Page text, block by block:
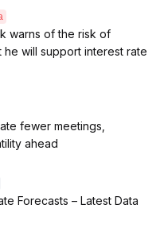
warns of the risk of
will support interest rate
fewer meetings,
ahead
Forecasts – Latest Data